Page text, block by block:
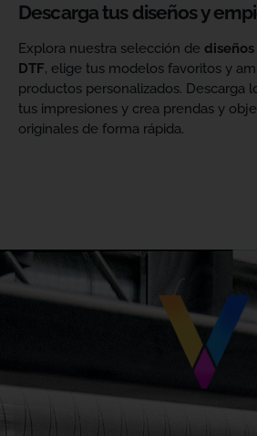
Descarga tus diseños y
Explora nuestra selección de
DTF, elige tus modelos favoritos y
productos personalizados. Descarga
tus impresiones y crea prendas y
originales de forma rápida.